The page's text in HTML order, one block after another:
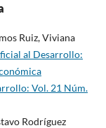
Ruiz, Viviana
al Desarrollo:
Vol. 21 Núm.
Rodríguez